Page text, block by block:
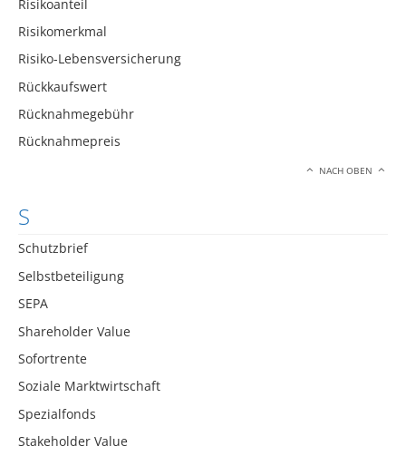
Risikoanteil
Risikomerkmal
Risiko-Lebensversicherung
Rückkaufswert
Rücknahmegebühr
Rücknahmepreis
NACH OBEN
S
Schutzbrief
Selbstbeteiligung
SEPA
Shareholder Value
Sofortrente
Soziale Marktwirtschaft
Spezialfonds
Stakeholder Value